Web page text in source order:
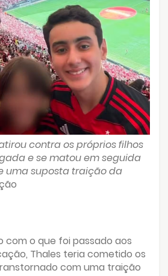
contra os próprios filhos
e se matou em seguida
uma suposta traição da
com o que foi passado aos
Thales teria cometido os
com uma traição